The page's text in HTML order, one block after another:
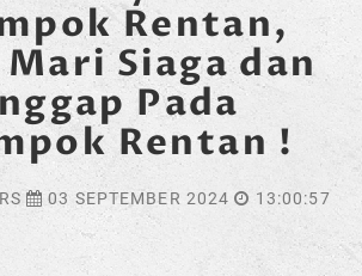
Rentan,
Siaga dan
Pada
Rentan !
03 SEPTEMBER 2024
13:00:57